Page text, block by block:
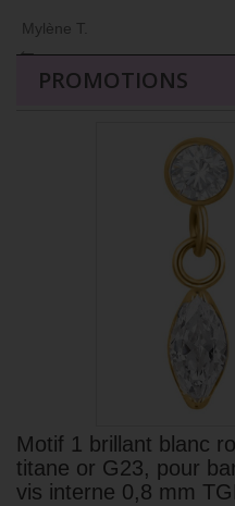
Mylène T.
←
PROMOTIONS
Motif 1 brillant blanc
titane or G23, pour
vis interne 0,8 mm